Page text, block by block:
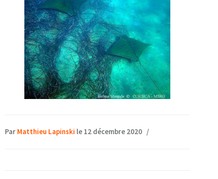
Par Matthieu Lapinski le 12 décembre 2020 /